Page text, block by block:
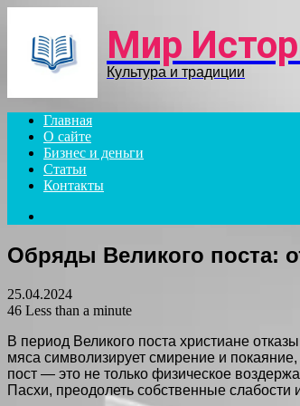
Мир
Культура и традиции
Главная
О сайте
Бизнес и деньги
Статьи
Контакты
Обряды Великого поста:
25.04.2024
46 Less than a minute
В период Великого поста христиане
мяса символизирует смирение и
пост — это не только физическое
Пасхи, преодолеть собственные слабости